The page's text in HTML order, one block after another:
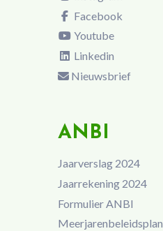
Facebook
Youtube
Linkedin
Nieuwsbrief
ANBI
Jaarverslag 2024
Jaarrekening 2024
Formulier ANBI
Meerjarenbeleidsplan